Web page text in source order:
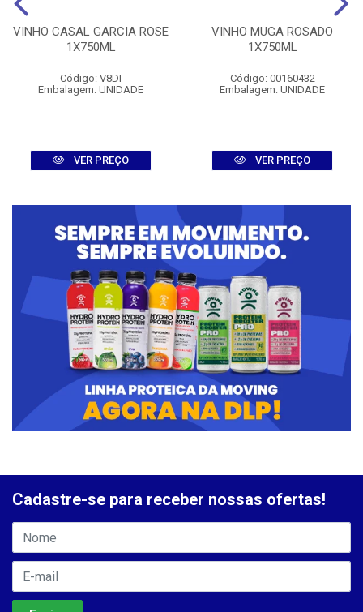
VINHO CASAL GARCIA ROSE
1X750ML
Código: V8DI
Embalagem: UNIDADE
VER PREÇO
VINHO MUGA ROSADO
1X750ML
Código: 00160432
Embalagem: UNIDADE
VER PREÇO
Cadastre-se para receber nossas ofertas!